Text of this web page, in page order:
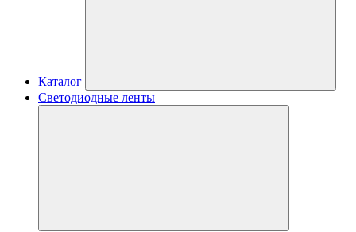
Каталог
Светодиодные ленты